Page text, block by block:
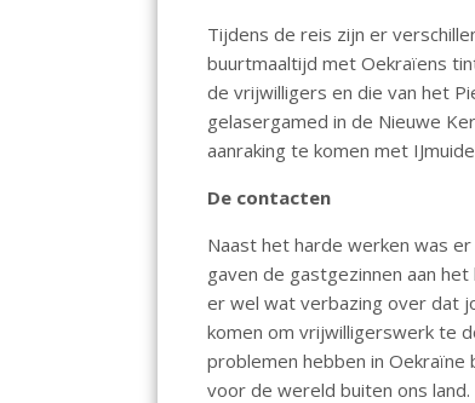
Tijdens de reis zijn er
buurtmaaltijd met Oekraïens
de vrijwilligers en die van het
gelasergamed in de Nieuwe
aanraking te komen met
De contacten
Naast het harde werken was
gaven de gastgezinnen aan
er wel wat verbazing over dat
komen om vrijwilligerswerk te
problemen hebben in
voor de wereld buiten ons